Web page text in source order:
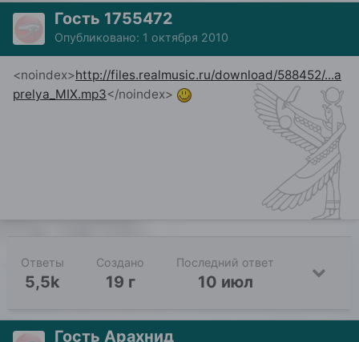
Гость 1755472
Опубликовано: 1 октября 2010
<noindex>http://files.realmusic.ru/download/588452/...a
prelya_MIX.mp3</noindex>
Ответы
5,5k
Создано
19 г
Последний ответ
10 июл
Гость Арахнид